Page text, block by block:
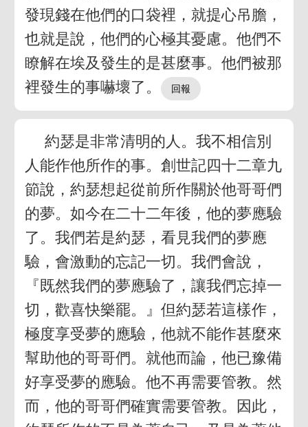
發現錢在他們的口袋裡，就提心吊膽，
也就是說，他們的心極其憂慮。他們不
瞭解在埃及發生的是甚麼事。他們被那
裡發生的事嚇壞了。
約瑟是非常清明的人。我不相信別
人能作他所作的事。創世記四十二章九
節說，約瑟想起從前所作關於他哥哥們
的夢。如今在二十二年後，他的夢應驗
了。我們若是約瑟，看見我們的夢應
驗，會激動的忘記一切。我們會說，
『既然我們的夢應驗了，讓我們忘掉一
切，歡喜快樂罷。』但約瑟若這樣作，
極度享受夢的應驗，他就不能作甚麼來
幫助他的哥哥們。就他而論，他已豫備
好享受夢的應驗。他不再需要管教。然
而，他的哥哥們確實需要管教。因此，